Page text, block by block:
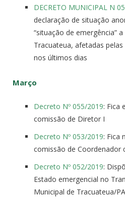
DECRETO MUNICIPAL N
declaração de situação
“situação de emergência”
Tracuateua, afetadas
nos últimos dias
Março
Decreto Nº 055/2019: Fica
comissão de Diretor I
Decreto Nº 053/2019: Fica
comissão de Coordenador
Decreto Nº 052/2019:
Estado emergencial no
Municipal de Tracuateua/PA